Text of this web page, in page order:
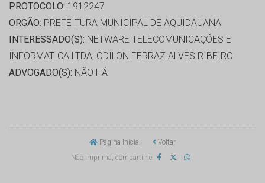
PROTOCOLO: 1912247
ORGÃO: PREFEITURA MUNICIPAL DE AQUIDAUANA
INTERESSADO(S): NETWARE TELECOMUNICAÇÕES E
INFORMATICA LTDA, ODILON FERRAZ ALVES RIBEIRO
ADVOGADO(S): NÃO HÁ
Página Inicial
Voltar
Não imprima, compartilhe